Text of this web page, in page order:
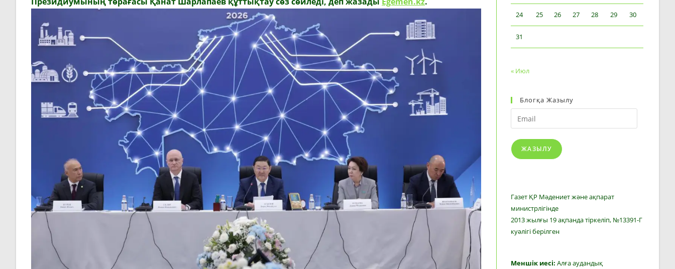
24 25 26 27 28 29 30
31
« Июл
Блогқа Жазылу
Email
ЖАЗЫЛУ
Газет ҚР Мәдениет және ақпарат
министрлігінде
2013 жылғы 19 ақпанда тіркеліп, №13391-Г
куәлігі берілген
Меншік иесі: Алға аудандық